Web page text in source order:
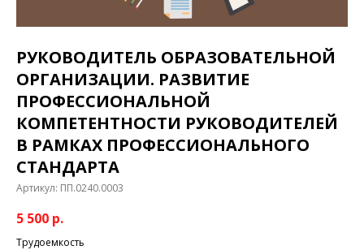
РУКОВОДИТЕЛЬ ОБРАЗОВАТЕЛЬНОЙ
ОРГАНИЗАЦИИ. РАЗВИТИЕ
ПРОФЕССИОНАЛЬНОЙ
КОМПЕТЕНТНОСТИ РУКОВОДИТЕЛЕЙ
В РАМКАХ ПРОФЕССИОНАЛЬНОГО
СТАНДАРТА
Артикул: ПП.0240.0003
5 500 р.
Трудоемкость